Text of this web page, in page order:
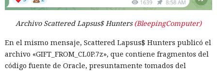
Archivo Scattered Lapsus$ Hunters(BleepingComputer)
En el mismo mensaje, Scattered Lapsus$ Hunters publicó el
archivo «GIFT_FROM_CL0P.7z», que contiene fragmentos del
código fuente de Oracle, presuntamente tomados del